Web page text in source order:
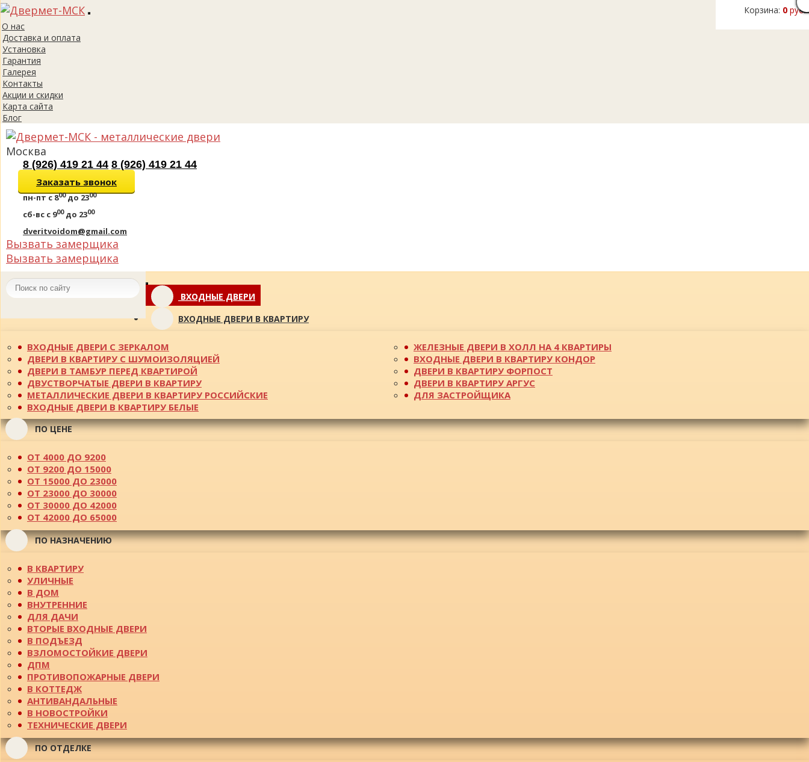
Корзина: 0 руб.
Toggle
О нас
Доставка и оплата
Установка
Гарантия
Галерея
Контакты
Акции и скидки
Карта сайта
Блог
Москва
8 (926) 419 21 44 8 (926) 419 21 44
Заказать звонок
пн-пт с 800до 2300
сб-вс с 900до 2300
dveritvoidom@gmail.com
Вызвать замерщика
Вызвать замерщика
Toggle
navigationВХОДНЫЕ ДВЕРИ
ВХОДНЫЕ ДВЕРИ В КВАРТИРУ
ВХОДНЫЕ ДВЕРИ С ЗЕРКАЛОМ
ДВЕРИ В КВАРТИРУ С ШУМОИЗОЛЯЦИЕЙ
ДВЕРИ В ТАМБУР ПЕРЕД КВАРТИРОЙ
ДВУСТВОРЧАТЫЕ ДВЕРИ В КВАРТИРУ
МЕТАЛЛИЧЕСКИЕ ДВЕРИ В КВАРТИРУ РОССИЙСКИЕ
ВХОДНЫЕ ДВЕРИ В КВАРТИРУ БЕЛЫЕ
ЖЕЛЕЗНЫЕ ДВЕРИ В ХОЛЛ НА 4 КВАРТИРЫ
ВХОДНЫЕ ДВЕРИ В КВАРТИРУ КОНДОР
ДВЕРИ В КВАРТИРУ ФОРПОСТ
ДВЕРИ В КВАРТИРУ АРГУС
ДЛЯ ЗАСТРОЙЩИКА
ПО ЦЕНЕ
ОТ 4000 ДО 9200
ОТ 9200 ДО 15000
ОТ 15000 ДО 23000
ОТ 23000 ДО 30000
ОТ 30000 ДО 42000
ОТ 42000 ДО 65000
ПО НАЗНАЧЕНИЮ
В КВАРТИРУ
УЛИЧНЫЕ
В ДОМ
ВНУТРЕННИЕ
ДЛЯ ДАЧИ
ВТОРЫЕ ВХОДНЫЕ ДВЕРИ
В ПОДЪЕЗД
ВЗЛОМОСТОЙКИЕ ДВЕРИ
ДПМ
ПРОТИВОПОЖАРНЫЕ ДВЕРИ
В КОТТЕДЖ
АНТИВАНДАЛЬНЫЕ
В НОВОСТРОЙКИ
ТЕХНИЧЕСКИЕ ДВЕРИ
ПО ОТДЕЛКЕ